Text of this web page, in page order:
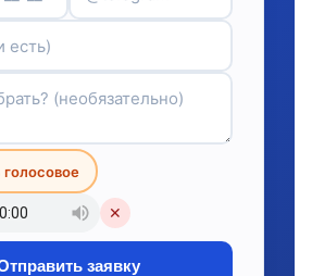
голосовое
✕
заявку